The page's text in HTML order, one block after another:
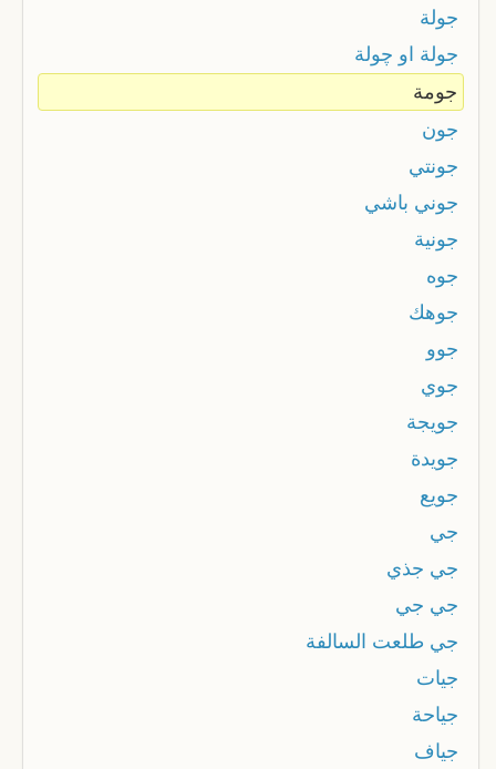
جولة
جولة او چولة
جومة
جون
جونتي
جوني باشي
جونية
جوه
جوهك
جوو
جوي
جويجة
جويدة
جويع
جي
جي جذي
جي جي
جي طلعت السالفة
جيات
جياحة
جياف